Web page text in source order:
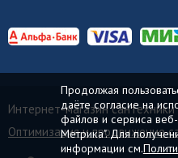
Интернет-магазин
Оптимизация и продвижение
Продолжая
даёте согласие на
файлов и сервиса
Метрика". Для
информации см.